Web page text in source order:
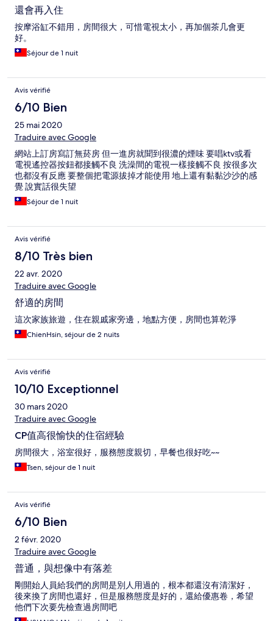
還會再入住
按摩浴缸不錯用，房間很大，可惜電視太小，再加個茶几會更
好。
Séjour de 1 nuit
Avis vérifié
6/10 Bien
25 mai 2020
Traduire avec Google
網站上訂房寫訂無菸房 但一進房就聞到很濃的煙味 要唱ktv或看
電視遙控器按鈕都接觸不良 洗澡間的電視一樣接觸不良 按很多次
也都沒有反應 要整個把電源拔掉才能使用 地上還有黏黏沙沙的感
覺 說實話很失望
Séjour de 1 nuit
Avis vérifié
8/10 Très bien
22 avr. 2020
Traduire avec Google
舒適的房間
這次家族旅遊，住在親戚家旁邊，地點方便，房間也算乾淨
ChienHsin, séjour de 2 nuits
Avis vérifié
10/10 Exceptionnel
30 mars 2020
Traduire avec Google
CP值高很愉快的住宿經驗
房間很大，浴室很好，服務態度親切，早餐也很好吃~~
Tsen, séjour de 1 nuit
Avis vérifié
6/10 Bien
2 févr. 2020
Traduire avec Google
普通，與想像中有落差
剛開始人員給我們的房間是別人用過的，根本都還沒有清潔好，
後來換了房間也還好，但是服務態度是好的，還給優惠卷，希望
他們下次要先檢查過房間吧